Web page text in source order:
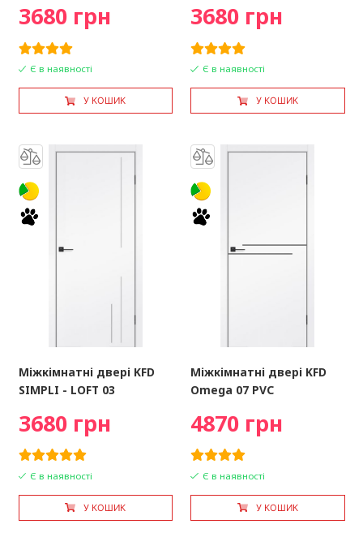
3680 грн
Є в наявності
У КОШИК
3680 грн
Є в наявності
У КОШИК
Міжкімнатні двері KFD
SIMPLI - LOFT 03
3680 грн
Є в наявності
У КОШИК
Міжкімнатні двері KFD
Omega 07 PVC
4870 грн
Є в наявності
У КОШИК